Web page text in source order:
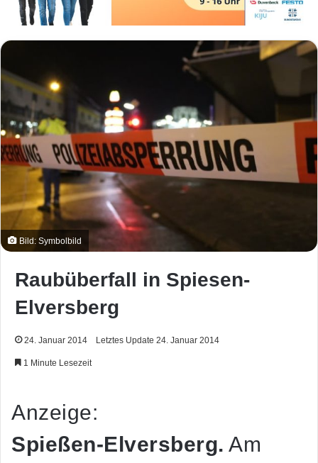
Bild: Symbolbild
Raubüberfall in Spiesen-
Elversberg
24. Januar 2014 Letztes Update 24. Januar 2014
1 Minute Lesezeit
Anzeige:
Spießen-Elversberg. Am